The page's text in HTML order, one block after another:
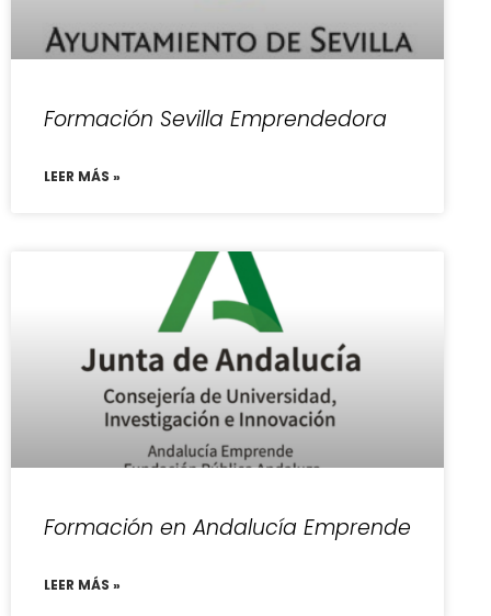
Formación Sevilla Emprendedora
LEER MÁS »
Formación en Andalucía Emprende
LEER MÁS »